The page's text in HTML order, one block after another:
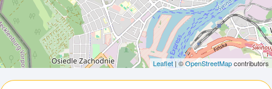
Leaflet | ©OpenStreetMapcontributors